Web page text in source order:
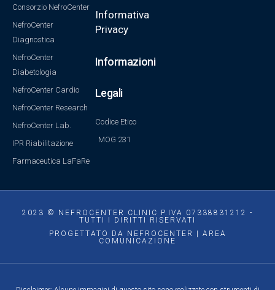
Consorzio NefroCenter
NefroCenter
Diagnostica
NefroCenter
Diabetologia
NefroCenter Cardio
NefroCenter Research
NefroCenter Lab.
IPR Riabilitazione
Farmaceutica LaFaRe
Informativa
Privacy
Informazioni
Legali
Codice Etico
MOG 231
2023 © NEFROCENTER CLINIC P.IVA 07338831212 -
TUTTI I DIRITTI RISERVATI
PROGETTATO DA NEFROCENTER | AREA
COMUNICAZIONE